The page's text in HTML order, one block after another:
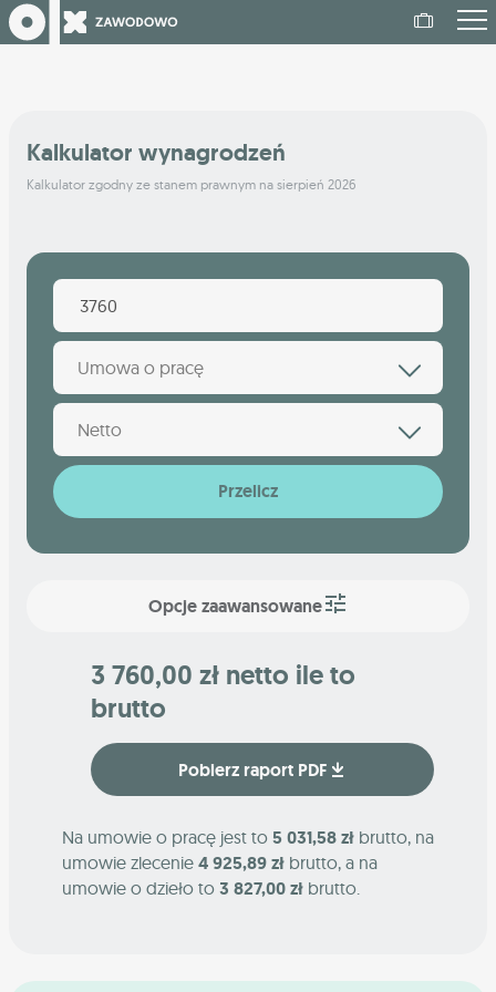
Kalkulator wynagrodzeń
Kalkulator zgodny ze stanem prawnym na sierpień 2026
Umowa o pracę
Netto
Przelicz
Opcje zaawansowane
3 760,00 zł netto ile to
brutto
Pobierz raport PDF
Na umowie o pracę jest to 5 031,58 zł brutto, na
umowie zlecenie 4 925,89 zł brutto, a na
umowie o dzieło to 3 827,00 zł brutto.